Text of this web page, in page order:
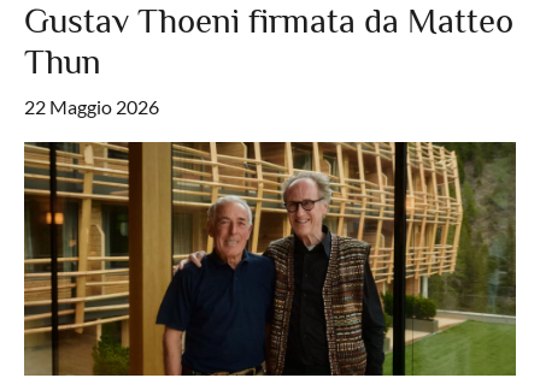
Gustav Thoeni firmata da Matteo
Thun
22 Maggio 2026